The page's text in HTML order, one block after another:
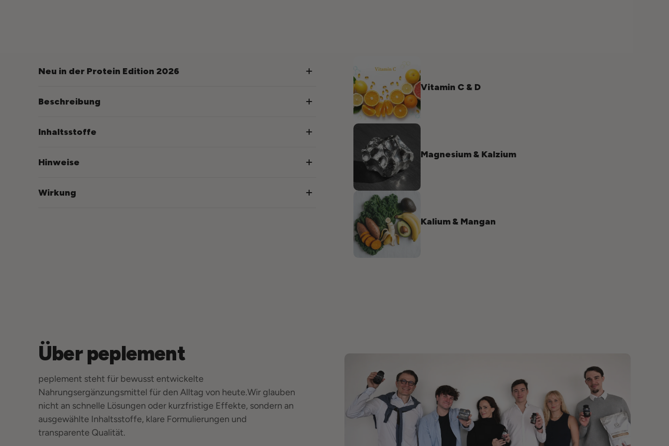
Neu in der Protein Edition 2026
Beschreibung
Inhaltsstoffe
Hinweise
Wirkung
Vitamin C & D
Magnesium & Kalzium
Kalium & Mangan
Über peplement
peplement steht für bewusst entwickelte
Nahrungsergänzungsmittel für den Alltag von heute.Wir glauben
nicht an schnelle Lösungen oder kurzfristige Effekte, sondern an
ausgewählte Inhaltsstoffe, klare Formulierungen und
transparente Qualität.